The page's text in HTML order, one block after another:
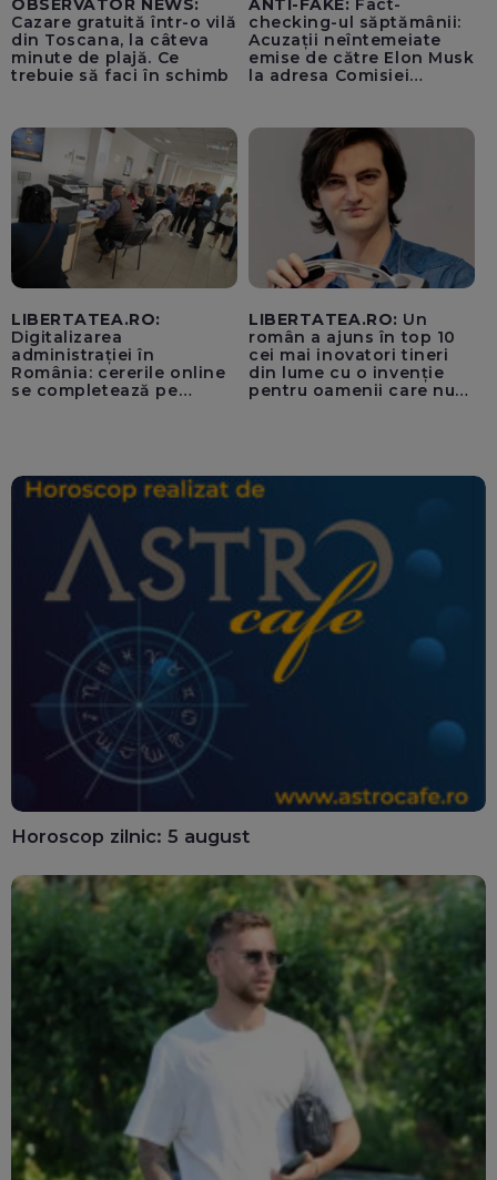
OBSERVATOR NEWS:
Cazare gratuită într-o vilă
din Toscana, la câteva
minute de plajă. Ce
trebuie să faci în schimb
ANTI-FAKE: Fact-
checking-ul săptămânii:
Acuzații neîntemeiate
emise de către Elon Musk
la adresa Comisiei
pentru instaurarea
„cenzurii” pe platforma X
LIBERTATEA.RO:
Digitalizarea
administrației în
România: cererile online
se completează pe
LIBERTATEA.RO: Un
român a ajuns în top 10
cei mai inovatori tineri
din lume cu o invenție
pentru oamenii care nu
Horoscop zilnic: 5 august